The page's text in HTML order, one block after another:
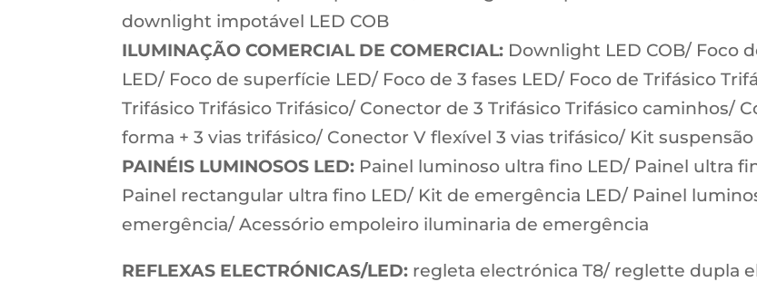
downlight impotável LED COB
ILUMINAÇÃO COMERCIAL DE COMERCIAL: Downlight LED COB/ Foco
LED/ Foco de superfície LED/ Foco de 3 fases LED/ Foco de Trifásico
Trifásico Trifásico Trifásico/ Conector de 3 Trifásico Trifásico caminhos/
forma + 3 vias trifásico/ Conector V flexível 3 vias trifásico/ Kit
PAINÉIS LUMINOSOS LED: Painel luminoso ultra fino LED/ Painel ultra
Painel rectangular ultra fino LED/ Kit de emergência LED/ Painel
emergência/ Acessório empoleiro iluminaria de emergência
REFLEXAS ELECTRÓNICAS/LED: regleta electrónica T8/ reglette dupla